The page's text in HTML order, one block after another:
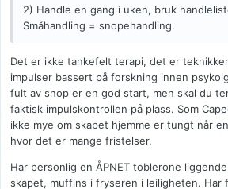
2) Handle en gang i uken, bruk
Småhandling = snopehandling.
Det er ikke tankefelt terapi, det er
impulser bassert på forskning innen
fult av snop er en god start, men skal du
faktisk impulskontrollen på plass. Som
ikke mye om skapet hjemme er tungt når
hvor det er mange fristelser.
Har personlig en ÅPNET toblerone
skapet, muffins i fryseren i leiligheten. Har